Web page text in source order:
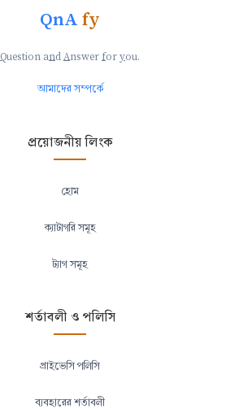
QnAfy
Question andAnswer foryou.
আমাদের সম্পর্কে
প্রয়োজনীয় লিংক
হোম
ক্যাটাগরি সমূহ
ট্যাগ সমূহ
শর্তাবলী ও পলিসি
প্রাইভেসি পলিসি
ব্যবহারের শর্তাবলী